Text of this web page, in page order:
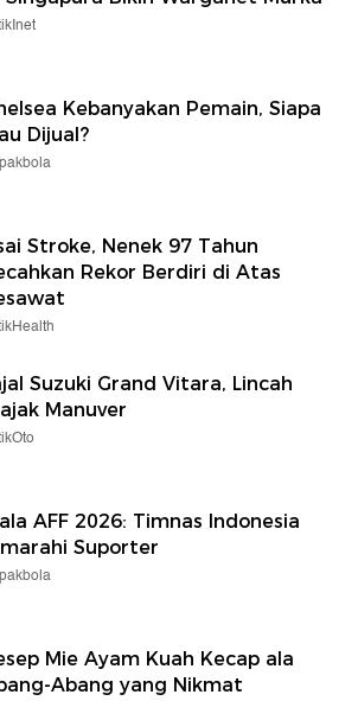
Kebanyakan Pemain, Siapa
Dijual?
Stroke, Nenek 97 Tahun
Rekor Berdiri di Atas
Suzuki Grand Vitara, Lincah
Manuver
AFF 2026: Timnas Indonesia
Suporter
Mie Ayam Kuah Kecap ala
Abang yang Nikmat